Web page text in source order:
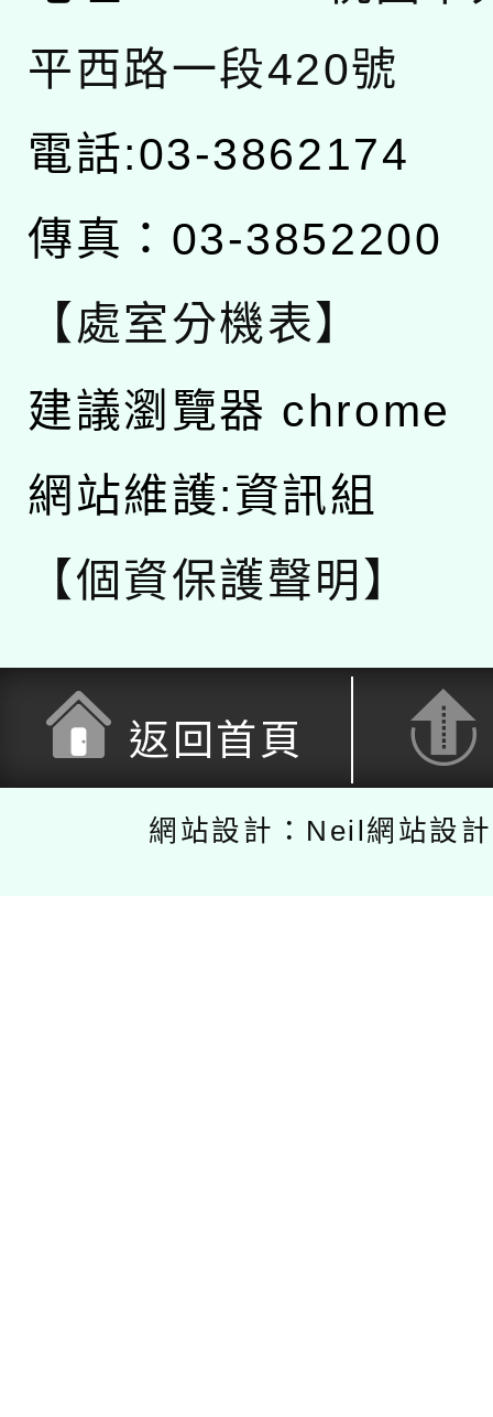
平西路一段420號
電話:03-3862174
傳真：03-3852200
【處室分機表】
建議瀏覽器 chrome
網站維護:資訊組
【個資保護聲明】
返回首頁
網站設計：Neil網站設